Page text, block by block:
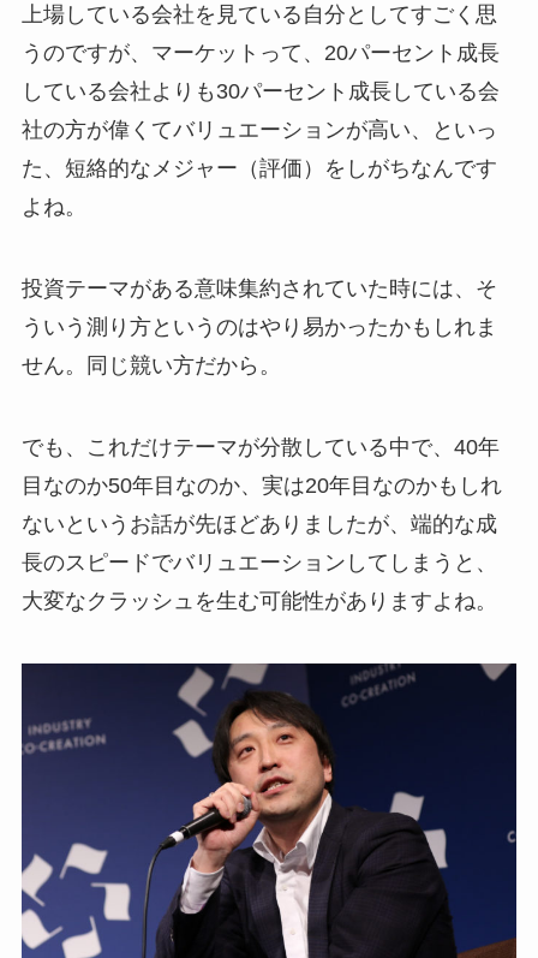
上場している会社を見ている自分としてすごく思
うのですが、マーケットって、20パーセント成長
している会社よりも30パーセント成長している会
社の方が偉くてバリュエーションが高い、といっ
た、短絡的なメジャー（評価）をしがちなんです
よね。
投資テーマがある意味集約されていた時には、そ
ういう測り方というのはやり易かったかもしれま
せん。同じ競い方だから。
でも、これだけテーマが分散している中で、40年
目なのか50年目なのか、実は20年目なのかもしれ
ないというお話が先ほどありましたが、端的な成
長のスピードでバリュエーションしてしまうと、
大変なクラッシュを生む可能性がありますよね。